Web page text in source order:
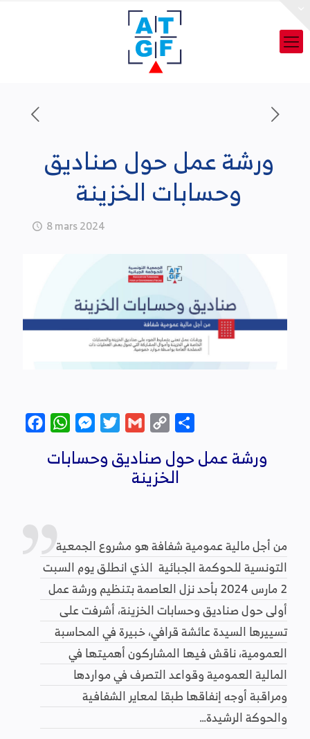
ورشة عمل حول صناديق
وحسابات الخزينة
8 mars 2024
FacebookWhatsAppMessengerTwitterGmail
Copy
الخزينة
من أجل مالية عمومية شفافة هو مشروع الجمعية
التونسية للحوكمة الجبائية الذي انطلق يوم السبت
2 مارس 2024 بأحد نزل العاصمة بتنظيم ورشة عمل
أولى حول صناديق وحسابات الخزينة، أشرفت على
تسييرها السيدة عائشة قرافي، خبيرة في المحاسبة
العمومية، ناقش فيها المشاركون أهميتها في
المالية العمومية وقواعد التصرف في مواردها
ومراقبة أوجه إنفاقها طبقا لمعاير الشفافية
والحوكة الرشيدة…